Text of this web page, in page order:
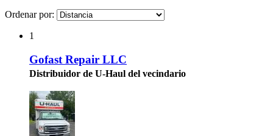
Ordenar por:
1
Gofast Repair LLC
Distribuidor de U-Haul del vecindario